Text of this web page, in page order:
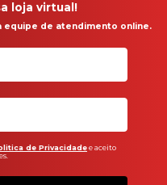
loja virtual!
equipe de atendimento online.
de Privacidadee aceito